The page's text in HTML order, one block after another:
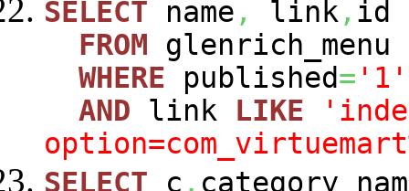
SELECT name , link, id
FROM glenrich_menu
WHERE published= '1'
AND link LIKE
SELECT c .